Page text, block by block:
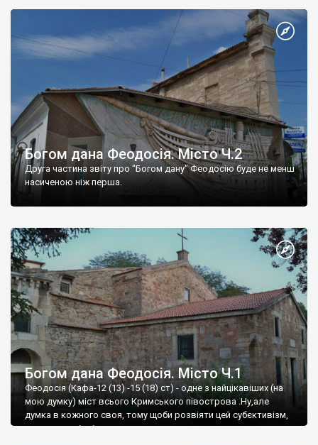
Богом дана Феодосія. Місто Ч.2
Друга частина звіту про "Богом дану" Феодосію буде не менш
насиченою ніж перша.
Богом дана Феодосія. Місто Ч.1
Феодосія (Кафа-12 (13) -15 (18) ст) - одне з найцікавіших (на
мою думку) міст всього Кримського півострова .Ну,але
думка в кожного своя, тому щоби розвіяти цей субєктивізм,
запрошую відвідати це